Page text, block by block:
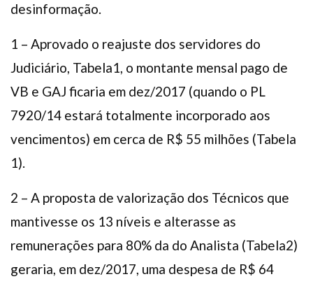
desinformação.
1 – Aprovado o reajuste dos servidores do
Judiciário, Tabela1, o montante mensal pago de
VB e GAJ ficaria em dez/2017 (quando o PL
7920/14 estará totalmente incorporado aos
vencimentos) em cerca de R$ 55 milhões (Tabela
1).
2 – A proposta de valorização dos Técnicos que
mantivesse os 13 níveis e alterasse as
remunerações para 80% da do Analista (Tabela2)
geraria, em dez/2017, uma despesa de R$ 64